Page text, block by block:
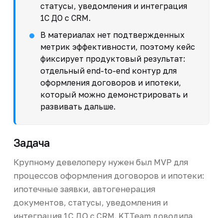
статусы, уведомления и интеграция
1С ДО с CRM.
В материалах нет подтвержденных
метрик эффективности, поэтому кейс
фиксирует продуктовый результат:
отдельный end-to-end контур для
оформления договоров и ипотеки,
который можно демонстрировать и
развивать дальше.
Задача
Крупному девелоперу нужен был MVP для
процессов оформления договоров и ипотеки:
ипотечные заявки, автогенерация
документов, статусы, уведомления и
интеграция 1С ДО с CRM. KT.Team доводила